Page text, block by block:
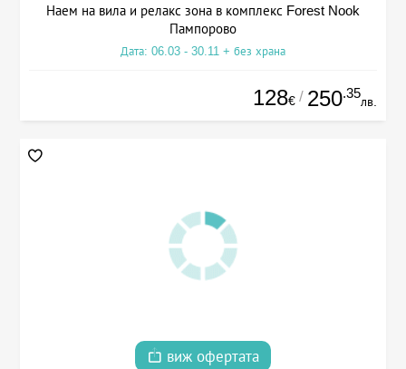
Наем на вила и релакс зона в комплекс Forest Nook
Пампорово
Дата: 06.03 - 30.11 + без храна
128€ / 250.35
лв.
виж офертата